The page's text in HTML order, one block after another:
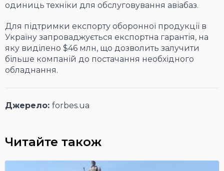
одиниць техніки для обслуговування авіабаз.
Для підтримки експорту оборонної продукції в
Україну запроваджується експортна гарантія, на
яку виділено $46 млн, що дозволить залучити
більше компаній до постачання необхідного
обладнання.
Джерело: forbes.ua
Читайте також